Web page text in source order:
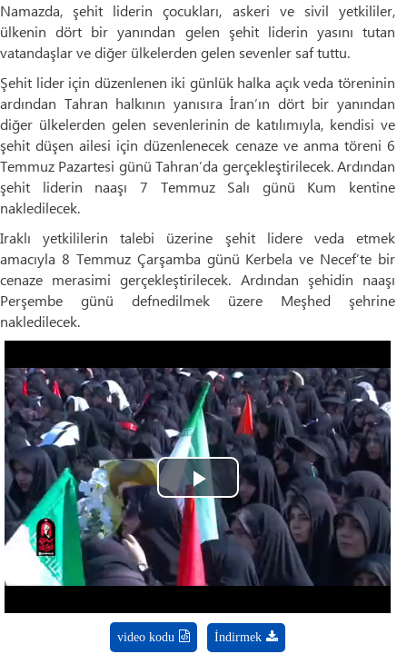
Namazda, şehit liderin çocukları, askeri ve sivil yetkililer,
ülkenin dört bir yanından gelen şehit liderin yasını tutan
vatandaşlar ve diğer ülkelerden gelen sevenler saf tuttu.
Şehit lider için düzenlenen iki günlük halka açık veda töreninin
ardından Tahran halkının yanısıra İran’ın dört bir yanından
diğer ülkelerden gelen sevenlerinin de katılımıyla, kendisi ve
şehit düşen ailesi için düzenlenecek cenaze ve anma töreni 6
Temmuz Pazartesi günü Tahran’da gerçekleştirilecek. Ardından
şehit liderin naaşı 7 Temmuz Salı günü Kum kentine
nakledilecek.
Iraklı yetkililerin talebi üzerine şehit lidere veda etmek
amacıyla 8 Temmuz Çarşamba günü Kerbela ve Necef’te bir
cenaze merasimi gerçekleştirilecek. Ardından şehidin naaşı
Perşembe günü defnedilmek üzere Meşhed şehrine
nakledilecek.
Play
Video
video kodu İndirmek